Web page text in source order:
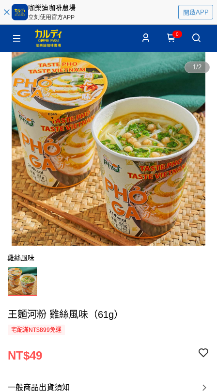
咖樂迪咖啡農場
立刻使用官方APP
開啟APP
0
1/2
雞絲風味
王麵河粉 雞絲風味（61g）
宅配滿NT$899免運
NT$49
一般商品出貨須知